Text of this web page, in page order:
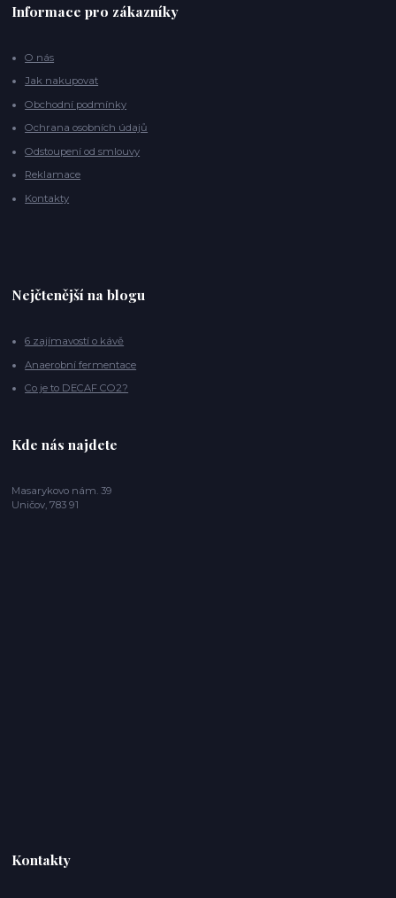
Informace pro zákazníky
O nás
Jak nakupovat
Obchodní podmínky
Ochrana osobních údajů
Odstoupení od smlouvy
Reklamace
Kontakty
Nejčtenější na blogu
6 zajímavostí o kávě
Anaerobní fermentace
Co je to DECAF CO2?
Kde nás najdete
Masarykovo nám. 39
Uničov, 783 91
Kontakty